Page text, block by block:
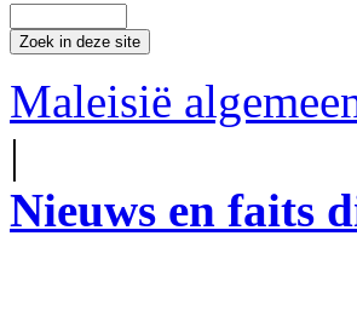
Maleisië
|
Nieuws en faits